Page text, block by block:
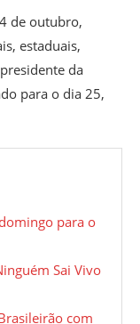
de outubro,
estaduais,
da
para o dia 25,
para o
Sai Vivo
com